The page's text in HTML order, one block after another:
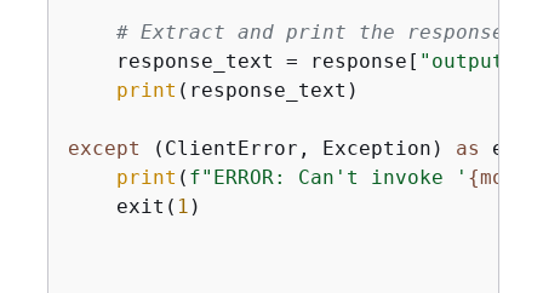
# Extract and print the response
    response_text = response[
"output"
print (response_text)
except (ClientError, Exception) as e:
print ( f"ERROR: Can't invoke ' {
    exit(
1 )